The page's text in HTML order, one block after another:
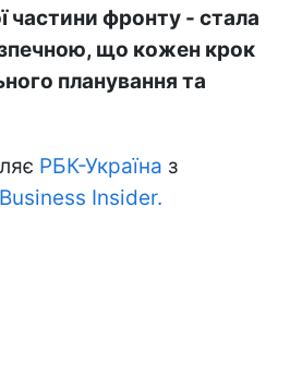
частини фронту - стала
що кожен крок
планування та
РБК-Україна з
Business Insider.